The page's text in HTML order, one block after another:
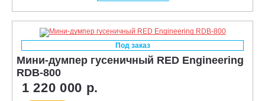
Под заказ
Мини-думпер гусеничный RED Engineering
RDB-800
1 220 000 р.